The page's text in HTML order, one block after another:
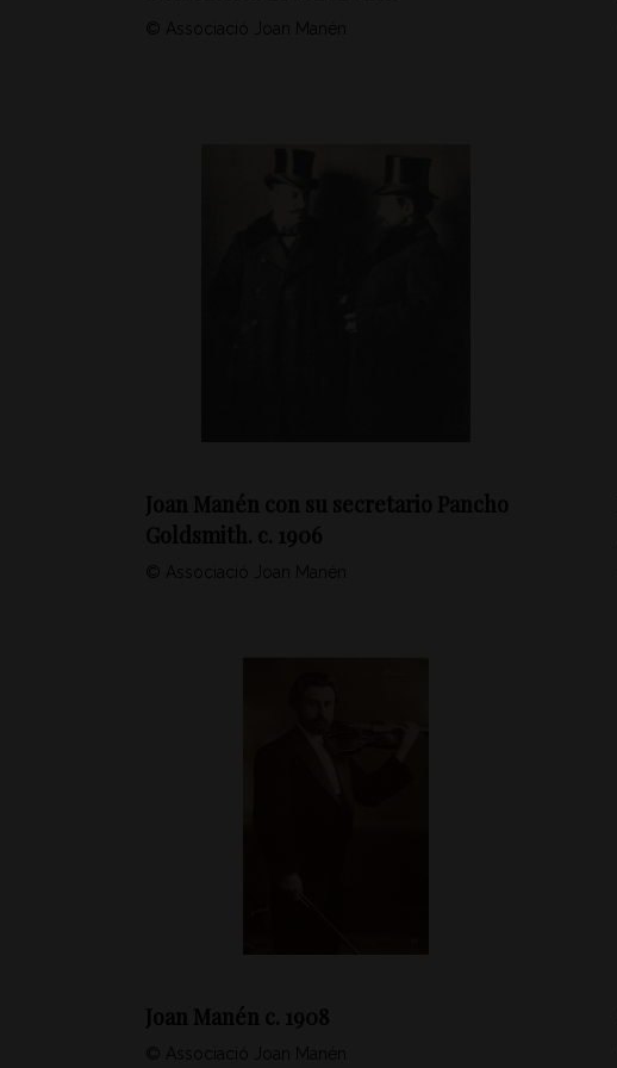
© Associació Joan Manén
Joan Manén con su secretario Pancho
Goldsmith. c. 1906
© Associació Joan Manén
Joan Manén c. 1908
© Associació Joan Manén